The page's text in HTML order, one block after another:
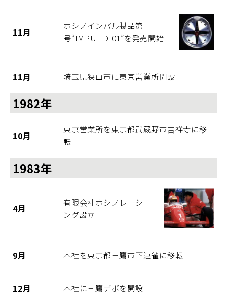
11月
ホシノインパル製品第一
号“IMPUL D-01”を発売開始
11月 埼玉県狭山市に東京営業所開設
1982年
10月
東京営業所を東京都武蔵野市吉祥寺に移
転
1983年
4月
有限会社ホシノレーシ
ング設立
9月 本社を東京都三鷹市下連雀に移転
12月 本社に三鷹デポを開設